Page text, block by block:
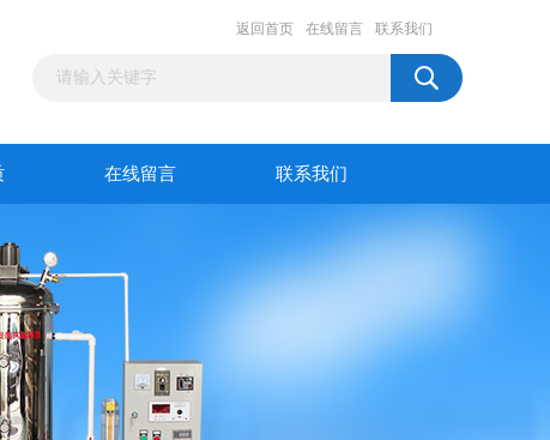
返回首页 在线留言 联系我们
在线留言 联系我们